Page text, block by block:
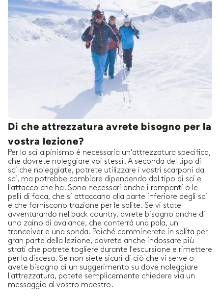
Di che attrezzatura avrete bisogno per la
vostra lezione?
Per lo sci alpinismo è necessaria un'attrezzatura specifica,
che dovrete noleggiare voi stessi. A seconda del tipo di
sci che noleggiate, potrete utilizzare i vostri scarponi da
sci, ma potrebbe cambiare dipendendo dal tipo di sci e
l'attacco che ha. Sono necessari anche i rampanti o le
pelli di foca, che si attaccano alla parte inferiore degli sci
e che forniscono trazione per le salite. Se vi state
avventurando nel back country, avrete bisogno anche di
uno zaino di avalance, che conterrà una pala, un
tranceiver e una sonda. Poiché camminerete in salita per
gran parte della lezione, dovrete anche indossare più
strati che potrete togliere durante l'escursione e rimettere
per la discesa. Se non siete sicuri di ciò che vi serve o
avete bisogno di un suggerimento su dove noleggiare
l'attrezzatura, potete semplicemente chiedere via un
messaggio al vostro maestro.